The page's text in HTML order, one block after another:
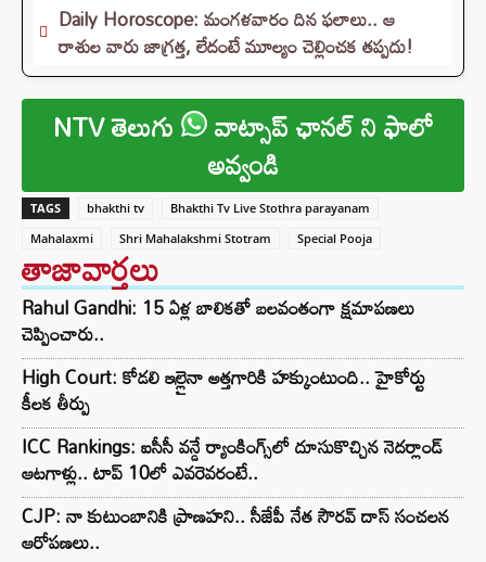
Daily Horoscope: మంగళవారం దిన ఫలాలు.. ఆ
రాశుల వారు జాగ్రత్త, లేదంటే మూల్యం చెల్లించక తప్పదు!
NTV తెలుగు వాట్సాప్ ఛానల్ ని ఫాలో
అవ్వండి
TAGS bhakthi tv
Bhakthi Tv Live Stothra parayanam
Mahalaxmi
Shri Mahalakshmi Stotram Special Pooja
తాజావార్తలు
Rahul Gandhi: 15 ఏళ్ల బాలికతో బలవంతంగా క్షమాపణలు
చెప్పించారు..
High Court: కోడలి ఇల్లైనా అత్తగారికి హక్కుంటుంది.. హైకోర్టు
కీలక తీర్పు
ICC Rankings: ఐసీసీ వన్డే ర్యాంకింగ్స్‌లో దూసుకొచ్చిన నెదర్లాండ్
ఆటగాళ్లు.. టాప్ 10లో ఎవరెవరంటే..
CJP: నా కుటుంబానికి ప్రాణహని.. సీజేపీ నేత సౌరవ్ దాస్ సంచలన
ఆరోపణలు..